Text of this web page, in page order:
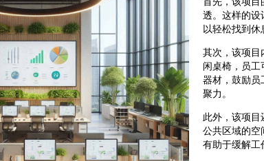
透。这样的设
以轻松找到休
其次，该项目
闲桌椅，员
器材，鼓励员
聚力。
此外，该项目
公共区域的空
有助于缓解工